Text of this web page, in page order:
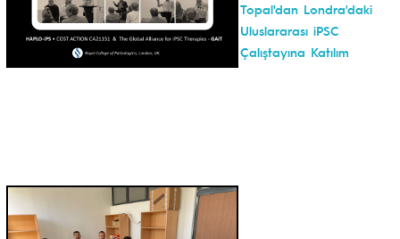
Topal'dan Londra'daki
Uluslararası iPSC
Çalıştayına Katılım